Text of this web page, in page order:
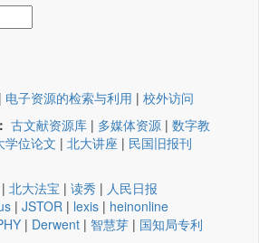
| 电子资源的检索与利用 | 校外访问
古文献资源库 | 多媒体资源 | 数字教
学位论文 | 北大讲座 | 民国旧报刊
| 北大法宝 | 读秀 | 人民日报
| JSTOR | lexis | heinonline
| Derwent | 智慧芽 | 国知局专利